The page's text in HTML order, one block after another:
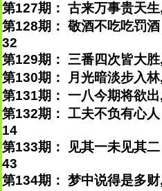
第127期： 古来万事贵天
第128期： 敬酒不吃吃罚
32
第129期： 三番四次皆大
第130期： 月光暗淡步入
第131期： 一八今期将欲
第132期： 工夫不负有心
14
第133期： 见其一未见其
43
第134期： 梦中说得是多